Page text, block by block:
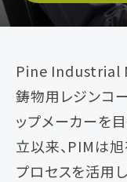
Pine Industrial
鋳物用レジンコー
ップメーカーを
立以来、PIMは
プロセスを活用